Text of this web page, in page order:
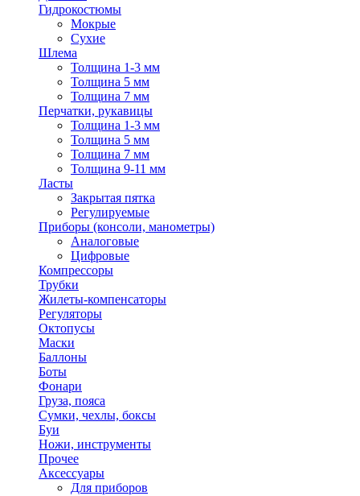
Гидрокостюмы
Мокрые
Сухие
Шлема
Толщина 1-3 мм
Толщина 5 мм
Толщина 7 мм
Перчатки, рукавицы
Толщина 1-3 мм
Толщина 5 мм
Толщина 7 мм
Толщина 9-11 мм
Ласты
Закрытая пятка
Регулируемые
Приборы (консоли, манометры)
Аналоговые
Цифровые
Компрессоры
Трубки
Жилеты-компенсаторы
Регуляторы
Октопусы
Маски
Баллоны
Боты
Фонари
Груза, пояса
Сумки, чехлы, боксы
Буи
Ножи, инструменты
Прочее
Аксессуары
Для приборов